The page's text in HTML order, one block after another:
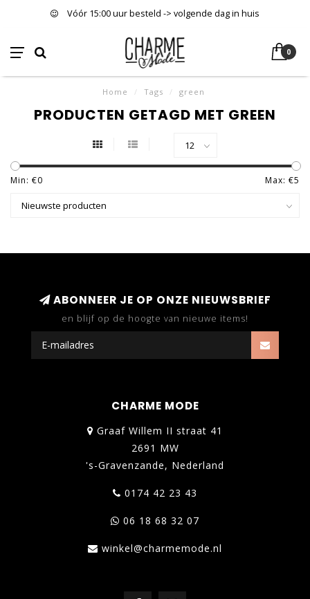
Vóór 15:00 uur besteld -> volgende dag in huis
0
Home / Tags / green
PRODUCTEN GETAGD MET GREEN
Min: €0 Max: €5
ABONNEER JE OP ONZE NIEUWSBRIEF
en blijf op de hoogte van nieuwe items!
CHARME MODE
Graaf Willem II straat 41
2691 MW
's-Gravenzande, Nederland
0174 42 23 43
06 18 68 32 07
winkel@charmemode.nl